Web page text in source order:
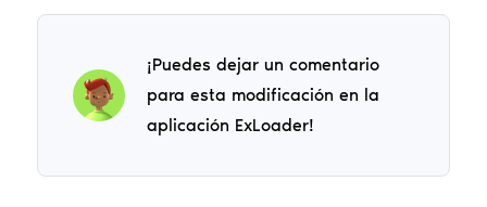
¡Puedes dejar un comentario
para esta modificación en la
aplicación ExLoader!